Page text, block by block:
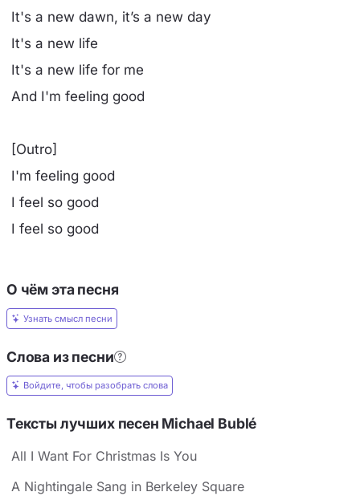
It's a new dawn, it’s a new day
It's a new life
It's a new life for me
And I'm feeling good
[Outro]
I'm feeling good
I feel so good
I feel so good
О чём эта песня
Узнать смысл песни
Слова из песни
Войдите, чтобы разобрать слова
Тексты лучших песен Michael Bublé
All I Want For Christmas Is You
A Nightingale Sang in Berkeley Square